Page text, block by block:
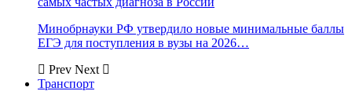
Минобрнауки РФ утвердило новые минимальные баллы
ЕГЭ для поступления в вузы на 2026…
Prev Next
Транспорт